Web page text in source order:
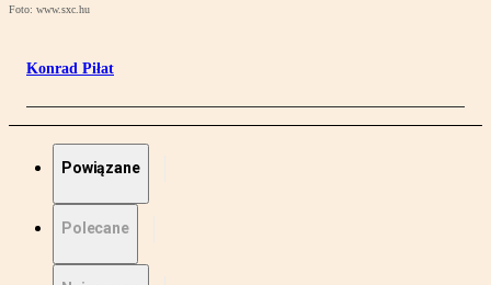
Foto: www.sxc.hu
Konrad Piłat
Powiązane
Polecane